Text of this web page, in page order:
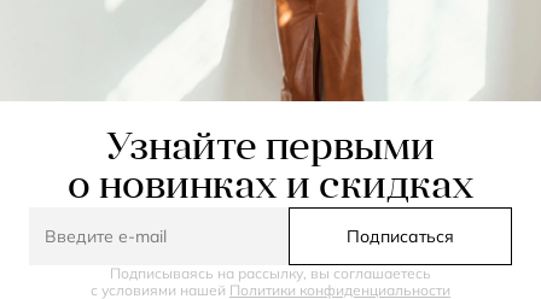
Узнайте первыми
о новинках и скидках
Подписаться
Подписываясь на рассылку, вы соглашаетесь
с условиями нашей Политики конфиденциальности